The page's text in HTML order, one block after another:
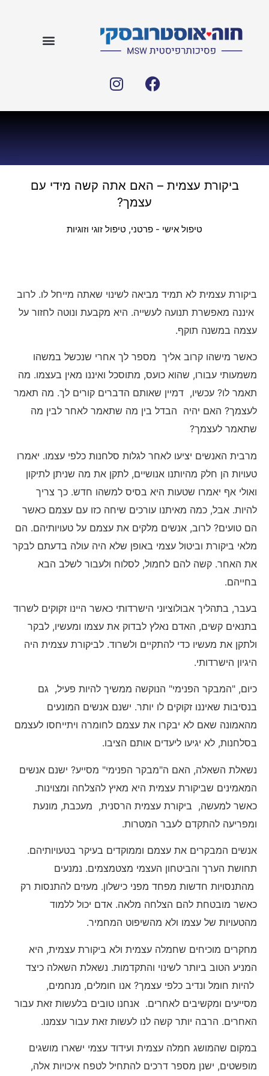
ביקורת עצמית – האם אתה קשה מידי עם
עצמך?
טיפול אישי - פרטני, טיפול זוגי וזוגיות
ביקורת עצמית לא תמיד מביאה לשינוי שאתה מייחל לו. לרוב
איננה מאפשרת תנועה לעשייה. היא מקבעת ונוטה לחזור על
עצמה במשנה תוקף.
כאשר מישהו קרוב אליך מספר לך אחרי שנכשל במשהו
משמעותי עבורו, שהוא כועס, מתוסכל ואיננו מאין בעצמו. מה
תאמר לו? עכשיו, דמיין שאותם הדברים קורים לך. מה תאמר
לעצמך? האם יהיה הבדל בין מה שתאמר לאחר לבין מה
שתאמר לעצמך?
מרבית האנשים יציעו לאחר לגלות סלחנות כלפי עצמו. יאמרו
טעויות הן חלק מהיותנו אנושיים, לתקן את מה שניתן לתיקון
ואולי אף יאמרו שטעות היא בסיס למשהו חדש. כך צריך
להיות. אבל, כמה מאיתנו עורכים שיחה כזו עם עצמם כאשר
הם טועים? לרוב, אנשים מלקים את עצמם על טעויותיהם. הם
מלאי ביקורת וביטול עצמי באופן שלא היה עולה בדעתם לבקר
את האחר. קשה להם לחמול, לסלוח ולעבור לשלב הבא
בחייהם.
בעבר, בתהליך אבולוציוני הישרדותי כאשר היינו זקוקים לשרוד
בתנאים קשים, האדם נאלץ לבדוק את עצמו ומעשיו, לבקר
ולתקן את מעשיו כדי להתקיים ולשרוד. לביקורת עצמית היה
היגיון הישרדותי.
כיום, "המבקר הפנימי" הנוקשה ממשיך להיות פעיל, גם
בנסיבות שאיננו זקוקים לו יותר. ישנם אנשים המונעים
מהאמונה שאם לא יבקרו את עצמם לחומרה ויתייחסו לעצמם
בסלחנות, לא יגיעו ליעדים אותם הציבו.
נשאלת השאלה, האם ה"מבקר הפנימי" מסייע? ישנם אנשים
המאמינים שביקורת עצמית היא מאיץ להצלחה ומצוינות.
כאשר למעשה, ביקורת עצמית הרסנית, מעכבת, מונעת
ומפריעה להתקדם לעבר המטרות.
אנשים המבקרים את עצמם וממוקדים בעיקר בטעויותיהם.
תחושת הערך והביטחון העצמי מצטמצמים. נמנעים
מהתנסויות חדשות מפחד מפני כישלון. מעזים להתנסות רק
כאשר מובטחת להם הצלחה מלאה. אדם יכול ללמוד
מהטעויות של עצמו ולא מהשיפוט המחמיר.
מחקרים מוכיחים שחמלה עצמית ולא ביקורת עצמית, היא
המניע הטוב ביותר לשינוי והתקדמות. נשאלת השאלה כיצד
להיות חומל ונדיב כלפי עצמך? אנו חומלים, מנחמים,
מסייעים ומקשיבים לאחרים. אנחנו טובים בלעשות זאת עבור
האחרים. הרבה יותר קשה לנו לעשות זאת עבור עצמנו.
במקום שהמושג חמלה עצמית ועידוד עצמי ישארו מושגים
מופשטים, ישנן מספר דרכים להתחיל לטפח איכויות אלה,